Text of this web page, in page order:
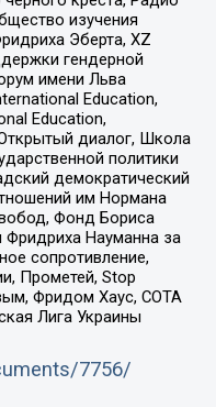
изучения
Эберта, XZ
гендерной
имени Льва
Education,
Education,
диалог, Школа
политики
демократический
им Нормана
Фонд Бориса
Науманна за
сопротивление,
Прометей, Stop
Фридом Хаус, СОТА
Лига Украины
7756/